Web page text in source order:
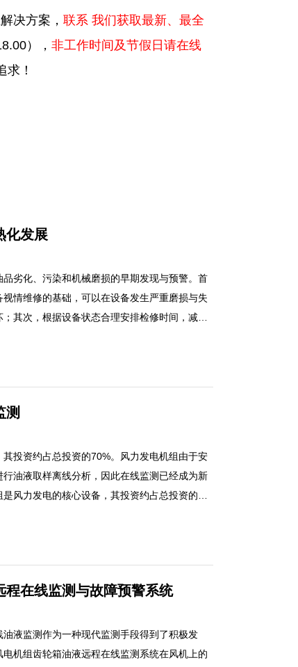
决方案， 联系 我们获取最新、最全
）， 非工作时间及节假日请在线
求！
化发展
劣化、污染和机械磨损的早期发现与预警。首
情维修的基础，可以在设备发生严重磨损与失
其次，根据设备状态合理安排检修时间，减少
目的是对油品劣化、污染和机械磨损的早期发
发现是设备视情维修的基础，可以在设备发生
对生产的影响；再次，提高了设备的平均故障
测
投资约占总投资的70%。风力发电机组由于安
油液取样离线分析，因此在线监测已经成为新
风力发电的核心设备，其投资约占总投资的
沿技术并加以推广。
程在线监测与故障预警系统
液监测作为一种现代监测手段得到了积极发
机组齿轮箱油液远程在线监测系统在风机上的